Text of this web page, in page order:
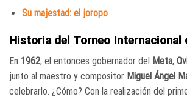
Su majestad: el joropo
Historia del Torneo Internacional
En 1962, el entonces gobernador del Meta,
junto al maestro y compositor Miguel Ángel
celebrarlo. ¿Cómo? Con la realización del